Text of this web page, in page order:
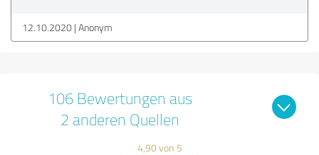
12.10.2020 Anonym
106 Bewertungen aus
2 anderen Quellen
4,90 von 5